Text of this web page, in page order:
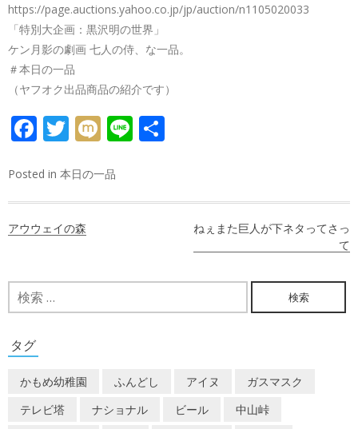
https://page.auctions.yahoo.co.jp/jp/auction/n1105020033
「特別大企画：黒沢明の世界」
ケン月影の劇画 七人の侍、な一品。
＃本日の一品
（ヤフオク出品商品の紹介です）
FACEBOOK
TWITTER
MIXILINE
Posted in 本日の一品
稿
ビ
ー
シ
ョ
アウウェイの森
ねぇまた巨人が下ネタってさっ
て
検
索:
タグ
かもめ幼稚園 ふんどし アイヌ
ガスマスク
テレビ塔
ナショナル ビール
中山峠